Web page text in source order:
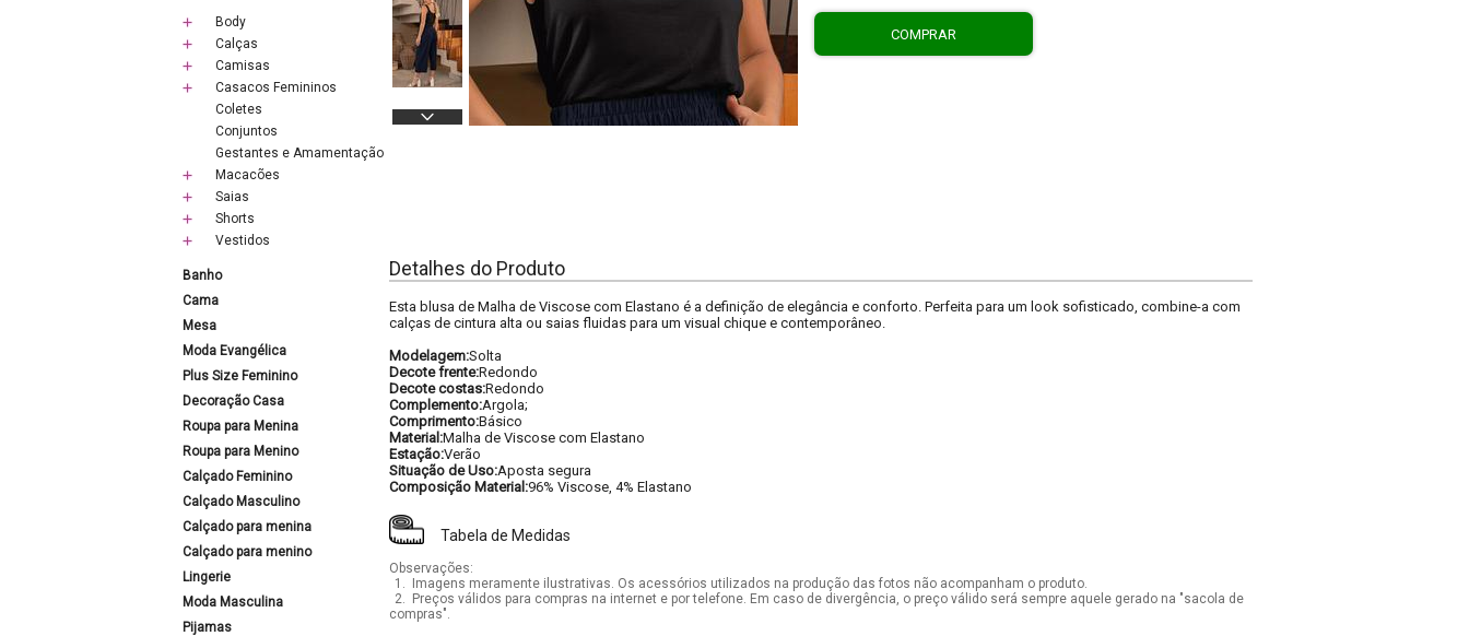
Body
Calças
Camisas
Casacos Femininos
Coletes
Conjuntos
Gestantes e Amamentação
Macacões
Saias
Shorts
Vestidos
Banho
Cama
Mesa
Moda Evangélica
Plus Size Feminino
Decoração Casa
Roupa para Menina
Roupa para Menino
Calçado Feminino
Calçado Masculino
Calçado para menina
Calçado para menino
Lingerie
Moda Masculina
Pijamas
COMPRAR
Detalhes do Produto
Esta blusa de Malha de Viscose com Elastano é a definição de elegância e conforto. Perfeita para um look sofisticado, combine-a com
calças de cintura alta ou saias fluidas para um visual chique e contemporâneo.
Modelagem:Solta
Decote frente:Redondo
Decote costas:Redondo
Complemento:Argola;
Comprimento:Básico
Material:Malha de Viscose com Elastano
Estação:Verão
Situação de Uso:Aposta segura
Composição Material:96% Viscose, 4% Elastano
Tabela de Medidas
Observações:
1.
Imagens meramente ilustrativas. Os acessórios utilizados na produção das fotos não acompanham o produto.
2.
Preços válidos para compras na internet e por telefone. Em caso de divergência, o preço válido será sempre aquele gerado na "sacola de
compras".